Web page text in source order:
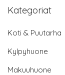
Kategoriat
Koti & Puutarha
Kylpyhuone
Makuuhuone